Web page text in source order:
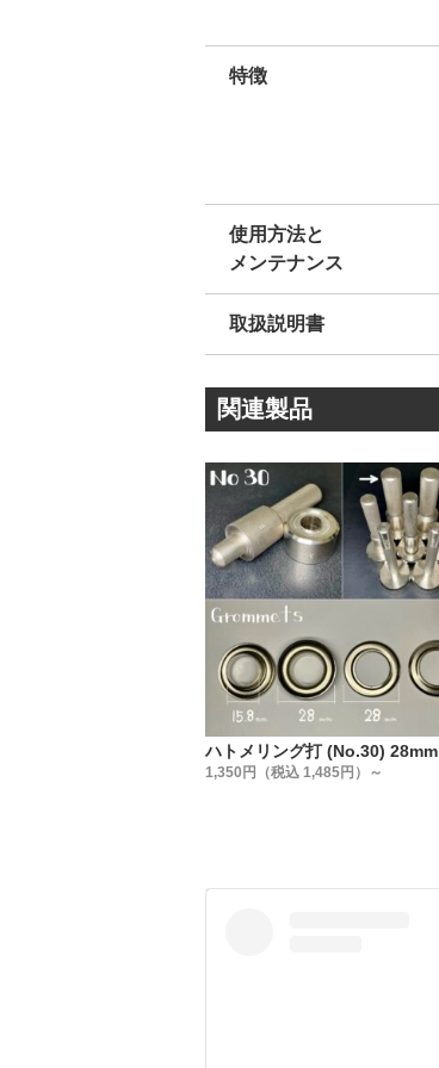
特徴
使用方法と
メンテナンス
取扱説明書
関連製品
ハトメリング打 (No.30) 28mm
1,350円（税込 1,485円）～